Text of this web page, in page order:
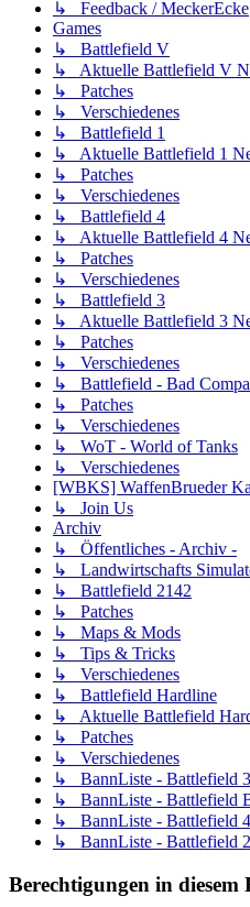
↳ Feedback / MeckerEcke
Games
↳ Battlefield V
↳ Aktuelle Battlefield V
↳ Patches
↳ Verschiedenes
↳ Battlefield 1
↳ Aktuelle Battlefield 1
↳ Patches
↳ Verschiedenes
↳ Battlefield 4
↳ Aktuelle Battlefield 4
↳ Patches
↳ Verschiedenes
↳ Battlefield 3
↳ Aktuelle Battlefield 3
↳ Patches
↳ Verschiedenes
↳ Battlefield - Bad
↳ Patches
↳ Verschiedenes
↳ WoT - World of Tanks
↳ Verschiedenes
[WBKS] WaffenBrueder
↳ Join Us
Archiv
↳ Öffentliches - Archiv -
↳ Landwirtschafts
↳ Battlefield 2142
↳ Patches
↳ Maps & Mods
↳ Tips & Tricks
↳ Verschiedenes
↳ Battlefield Hardline
↳ Aktuelle Battlefield
↳ Patches
↳ Verschiedenes
↳ BannListe - Battlefield 3
↳ BannListe - Battlefield
↳ BannListe - Battlefield 4
↳ BannListe - Battlefield
Berechtigungen in diesem